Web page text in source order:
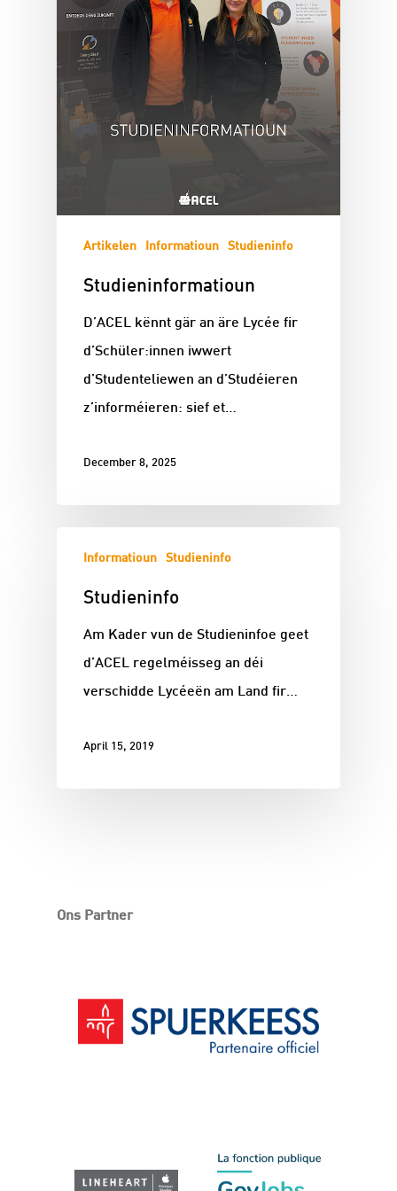
Artikelen Informatioun Studieninfo
Studieninformatioun
D’ACEL kënnt gär an äre Lycée fir
d’Schüler:innen iwwert
d’Studenteliewen an d’Studéieren
z’informéieren: sief et…
December 8, 2025
Informatioun Studieninfo
Studieninfo
Am Kader vun de Studieninfoe geet
d’ACEL regelméisseg an déi
verschidde Lycéeën am Land fir…
April 15, 2019
Ons Partner